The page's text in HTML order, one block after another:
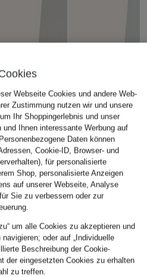
€
50,99 €
129,95 €
+Aktionsrabatt
Marc O'Polo
Culotte MARGO
WIDE
ab 59,95 €
Ursprünglich:
119,95 €
Webseite Cookies und andere Web-
Zustimmung nutzen wir und unsere
Ihr Shoppingerlebnis und unser
Ihnen interessante Werbung auf
Daten können
Cookie-ID, Browser- und
für personalisierte
Shop, personalisierte Anzeigen
auf unserer Webseite, Analyse
Sie zu verbessern oder zur
um alle Cookies zu akzeptieren und
oder auf „Individuelle
Beschreibung der Cookie-
der eingesetzten Cookies zu erhalten
zu treffen.